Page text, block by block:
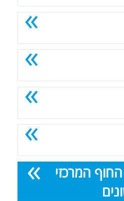
המרכזי